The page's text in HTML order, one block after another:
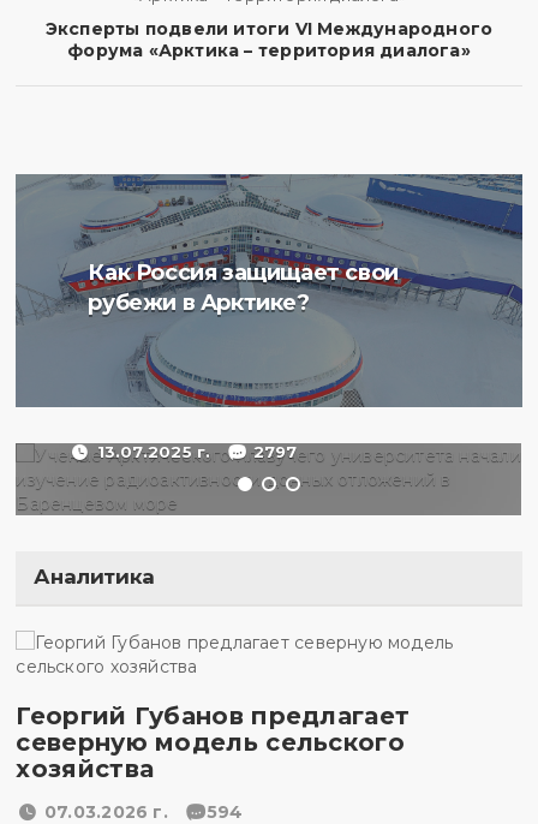
Эксперты подвели итоги VI Международного
форума «Арктика – территория диалога»
Как Россия защищает свои
рубежи в Арктике?
Ученые Арктического
плавучего университета
радиоактивности донных
отложений в Баренцевом
13.07.2025 г. 2797
Аналитика
Георгий Губанов предлагает
северную модель сельского
хозяйства
07.03.2026 г. 594